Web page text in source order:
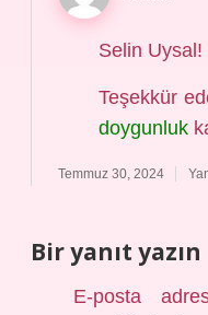
Selin Uysal!
Teşekkür
doygunluk
Temmuz 30, 2024
Bir yanıt yazın
E-posta